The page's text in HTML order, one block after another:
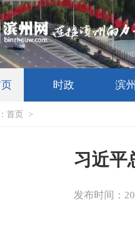
时政 滨
首页 >
习近平
发布时间：